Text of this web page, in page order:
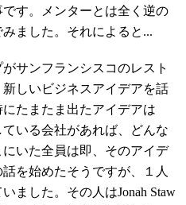
す。メンターとは全く逆の
ました。それによると...
サンフランシスコのレスト
しいビジネスアイデアを話
たまたま出たアイデアは
ている会社があれば、どんな
いた全員は即、そのアイデ
を始めたそうですが、１人
ました。その人はJonah Staw